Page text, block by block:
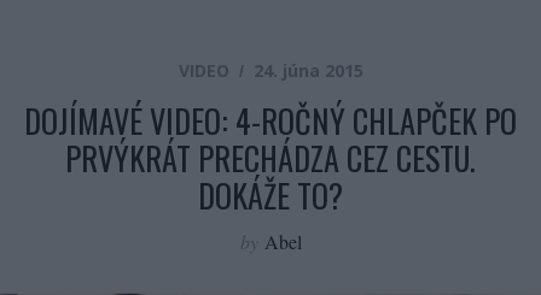
VIDEO 24. júna 2015
DOJÍMAVÉ VIDEO: 4-ROČNÝ CHLAPČEK PO
PRVÝKRÁT PRECHÁDZA CEZ CESTU.
DOKÁŽE TO?
by Abel